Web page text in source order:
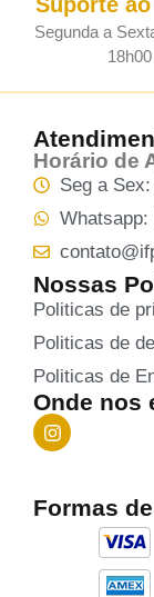
Segunda a
18h00
Horário de
Seg a
Whatsapp:
Nossas
Politicas de
Politicas de
Politicas de
Onde nos
Formas